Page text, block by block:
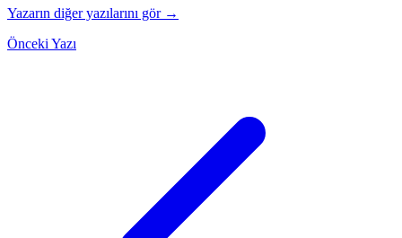
Yazarın diğer yazılarını gör →
Önceki Yazı